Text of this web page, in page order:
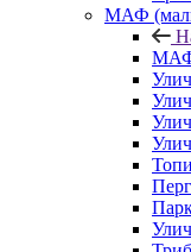
МАФ
МАФ